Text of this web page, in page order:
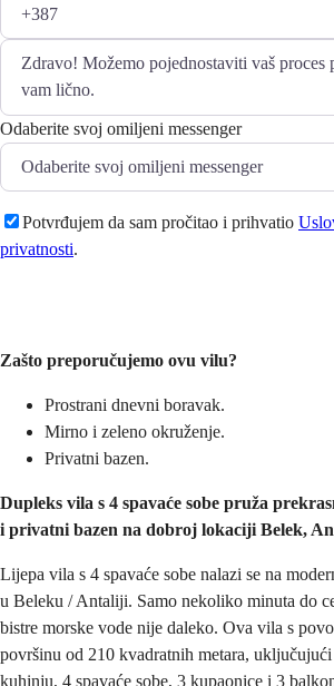
Odaberite svoj omiljeni messenger
Potvrđujem da sam pročitao i prihvatio
privatnosti.
Zašto preporučujemo ovu vilu?
Prostrani dnevni boravak.
Mirno i zeleno okruženje.
Privatni bazen.
Dupleks vila s 4 spavaće sobe pruža
i privatni bazen na dobroj lokaciji Belek,
Lijepa vila s 4 spavaće sobe nalazi se na
u Beleku / Antaliji. Samo nekoliko minuta do
bistre morske vode nije daleko. Ova vila s
površinu od 210 kvadratnih metara,
kuhinju, 4 spavaće sobe, 3 kupaonice i 3